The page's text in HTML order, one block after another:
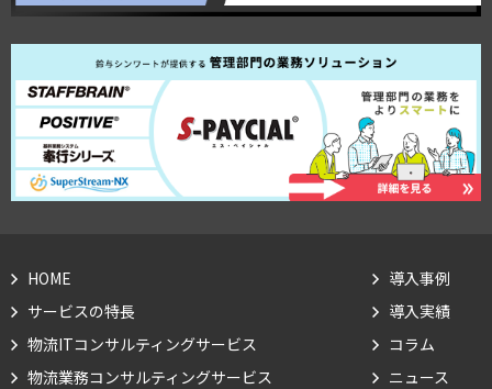
HOME
サービスの特長
物流ITコンサルティングサービス
物流業務コンサルティングサービス
導入事例
導入実績
コラム
ニュース